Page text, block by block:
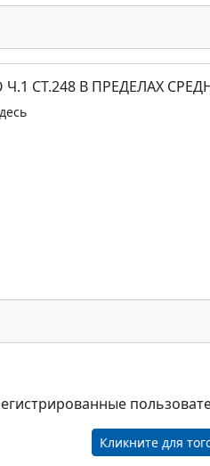
СТ.248 В ПРЕДЕЛАХ
Кликните для